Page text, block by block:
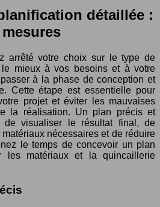
détaillée :
arrêté votre choix sur le type de
le mieux à vos besoins et à votre
à la phase de conception et
Cette étape est essentielle pour
projet et éviter les mauvaises
la réalisation. Un plan précis et
de visualiser le résultat final, de
nécessaires et de réduire
le temps de concevoir un plan
les matériaux et la quincaillerie